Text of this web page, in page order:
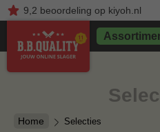
9,2 beoordelingop kiyoh.nl
Home Selecties